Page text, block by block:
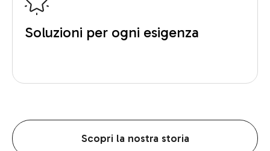
Soluzioni per ogni esigenza
Scopri la nostra storia